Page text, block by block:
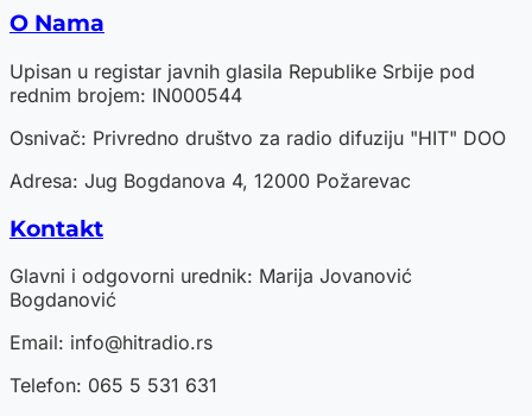
O Nama
Upisan u registar javnih glasila Republike Srbije pod
rednim brojem: IN000544
Osnivač: Privredno društvo za radio difuziju "HIT" DOO
Adresa: Jug Bogdanova 4, 12000 Požarevac
Kontakt
Glavni i odgovorni urednik: Marija Jovanović
Bogdanović
Email: info@hitradio.rs
Telefon: 065 5 531 631